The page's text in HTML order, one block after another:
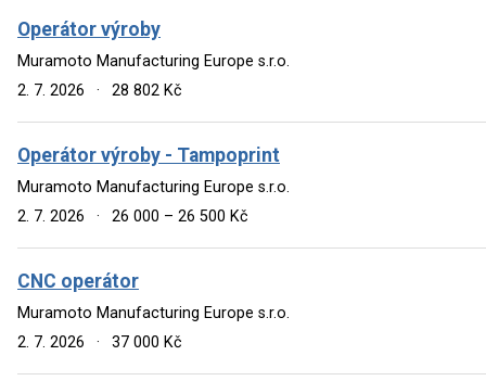
Operátor výroby
Muramoto Manufacturing Europe s.r.o.
2. 7. 2026
· 28 802 Kč
Operátor výroby - Tampoprint
Muramoto Manufacturing Europe s.r.o.
2. 7. 2026
· 26 000 – 26 500 Kč
CNC operátor
Muramoto Manufacturing Europe s.r.o.
2. 7. 2026
· 37 000 Kč